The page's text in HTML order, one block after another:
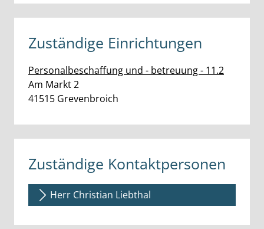
Zuständige Einrichtungen
Personalbeschaffung und - betreuung - 11.2
Straße:
Am Markt Hausnummer:
2
PLZ:
41515 Ort:
Grevenbroich
Zuständige Kontaktpersonen
Herr Christian Liebthal